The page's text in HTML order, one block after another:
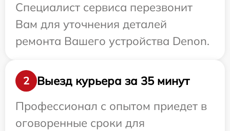
Специалист сервиса перезвонит
Вам для уточнения деталей
ремонта Вашего устройства Denon.
2
Выезд курьера за 35 минут
Профессионал с опытом приедет в
оговоренные сроки для